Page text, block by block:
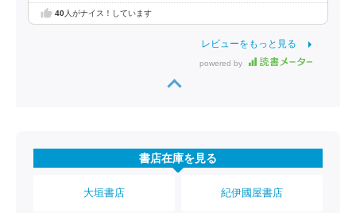
40人がナイス！しています
レビューをもっと見る
powered by
書店在庫を見る
大垣書店 紀伊國屋書店